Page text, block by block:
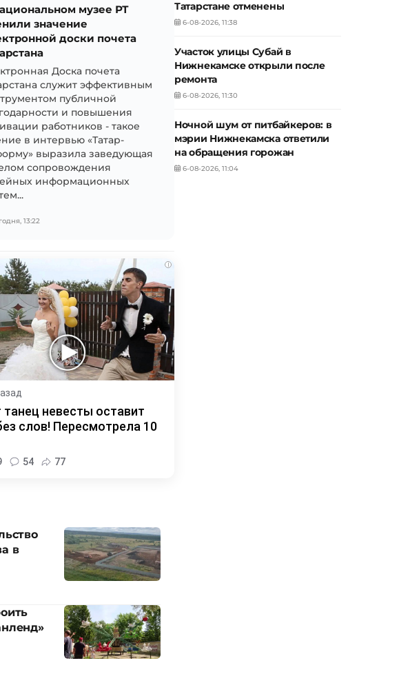
музее РТ
значение
доски почета
Доска почета
служит эффективным
публичной
и повышения
работников - такое
в интервью «Татар-
выразила заведующая
сопровождения
информационных
13:22
i
танец невесты оставит
слов! Пересмотрела 10
54 77
в
Татарстане отменены
6-08-2026, 11:38
Участок улицы Субай в
Нижнекамске открыли после
ремонта
6-08-2026, 11:30
Ночной шум от питбайкеров: в
мэрии Нижнекамска ответили
на обращения горожан
6-08-2026, 11:04